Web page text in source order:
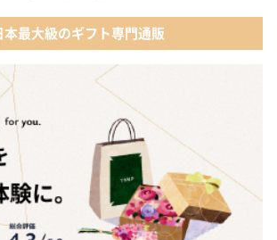
ュール
レート＞ダーク＆ミルク＆キャラメル＆ホワ
カロ＜4個入＞
本最大級のギフト専門通販